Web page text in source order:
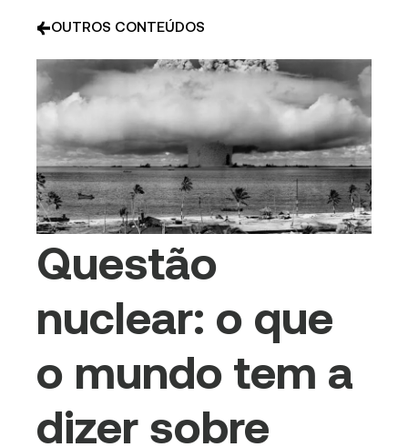
OUTROS CONTEÚDOS
Questão
nuclear: o que
o mundo tem a
dizer sobre